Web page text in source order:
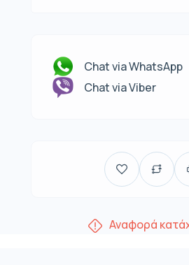
Chat via WhatsApp
Chat via Viber
Αναφορά